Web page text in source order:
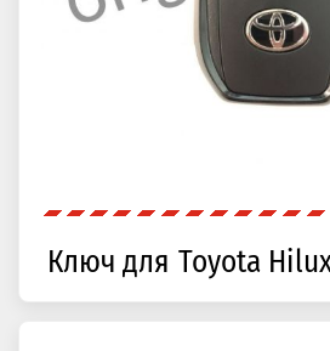
Ключ для Toyota Hilux